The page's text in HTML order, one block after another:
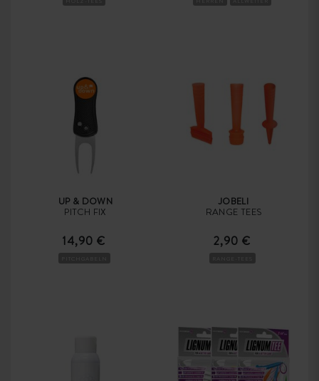
UP & DOWN
PITCH FIX
14,90 €
JOBELI
RANGE TEES
2,90 €